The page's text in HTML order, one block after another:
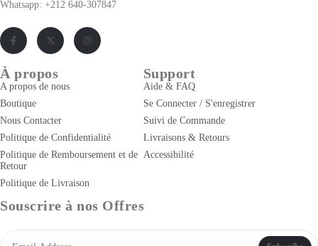
Whatsapp: +212 640-307847
À propos
A propos de nous
Boutique
Nous Contacter
Politique de Confidentialité
Politique de Remboursement et de
Retour
Politique de Livraison
Support
Aide & FAQ
Se Connecter / S'enregistrer
Suivi de Commande
Livraisons & Retours
Accessibilité
Souscrire à nos Offres